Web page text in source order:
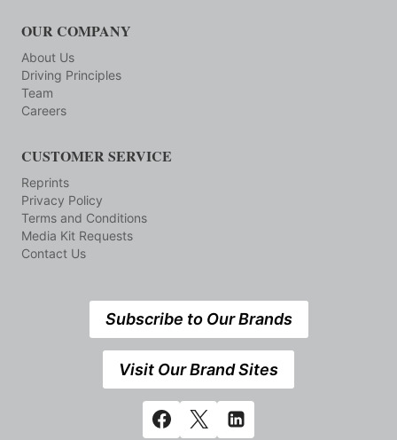
OUR COMPANY
About Us
Driving Principles
Team
Careers
CUSTOMER SERVICE
Reprints
Privacy Policy
Terms and Conditions
Media Kit Requests
Contact Us
Subscribe to Our Brands
Visit Our Brand Sites